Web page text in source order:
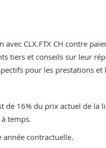
CLX.FTX CH contre
tiers et conseils sur leur
pour les prestations et
16% du prix actuel de
temps.
année contractuelle.